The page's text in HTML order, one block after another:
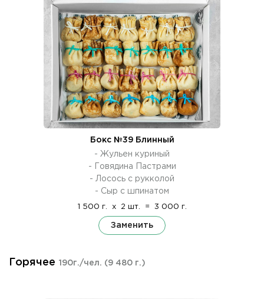
Бокс №39 Блинный
- Жульен куриный
- Говядина Пастрами
- Лосось с рукколой
- Сыр с шпинатом
1 500 г. x 2 шт. = 3 000 г.
Заменить
Горячее 190г./чел. (9 480 г.)